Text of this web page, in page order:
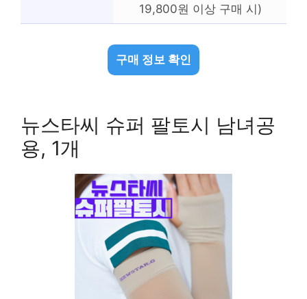
19,800원 이상 구매 시)
구매 정보 확인
뉴스타씨 슈퍼 팔토시 남녀공
용, 1개